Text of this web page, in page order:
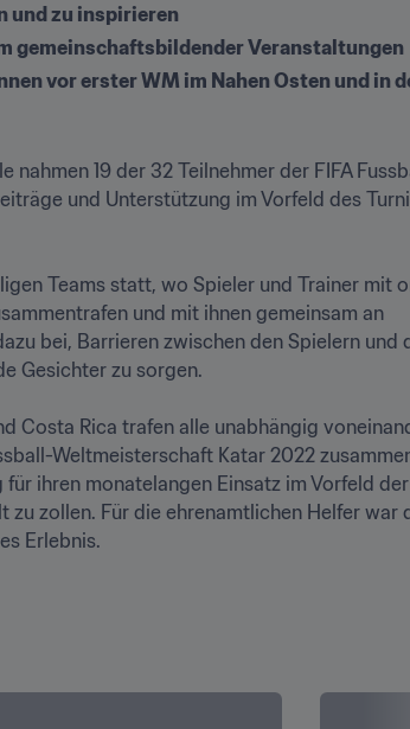
und zu inspirieren
gemeinschaftsbildender Veranstaltungen
vor erster WM im Nahen Osten und in
19 der 32 Teilnehmer der FIFA
und Unterstützung im Vorfeld des
Teams statt, wo Spieler und Trainer mit
und mit ihnen gemeinsam an
bei, Barrieren zwischen den Spielern und
Gesichter zu sorgen.
Costa Rica trafen alle unabhängig
Weltmeisterschaft Katar 2022
ihren monatelangen Einsatz im Vorfeld
zollen. Für die ehrenamtlichen Helfer war
Erlebnis.